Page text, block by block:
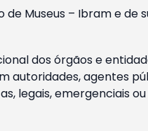
Museus – Ibram e
dos órgãos e
agentes
legais, emergenciais